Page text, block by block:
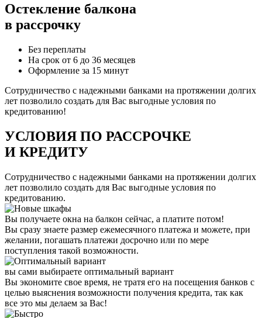
Остекление балкона
в рассрочку
Без переплаты
На срок от 6 до 36 месяцев
Оформление за 15 минут
Сотрудничество с надежными банками на протяжении долгих
лет позволило создать для Вас выгодные условия по
кредитованию!
УСЛОВИЯ ПО РАССРОЧКЕ
И КРЕДИТУ
Сотрудничество с надежными банками на протяжении долгих
лет позволило создать для Вас выгодные условия по
кредитованию.
Вы получаете окна на балкон сейчас, а платите потом!
Вы сразу знаете размер ежемесячного платежа и можете, при
желании, погашать платежи досрочно или по мере
поступления такой возможности.
вы сами выбираете оптимальный вариант
Вы экономите свое время, не тратя его на посещения банков с
целью выяснения возможности получения кредита, так как
все это мы делаем за Вас!